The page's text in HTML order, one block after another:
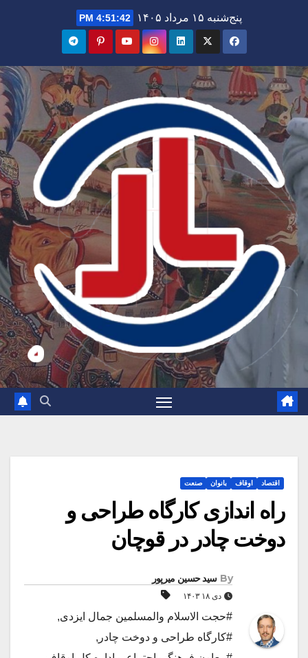
پنج‌شنبه ۱۵ مرداد ۱۴۰۵ 4:51:44 PM
اقتصاد اوقاف بانوان صنعت
راه اندازی کارگاه طراحی و
دوخت چادر در قوچان
By سید حسین میرپور
دی ۱۸ ۱۴۰۳
#حجت الاسلام والمسلمین جمال ایزدی,
#کارگاه طراحی و دوخت چادر ,